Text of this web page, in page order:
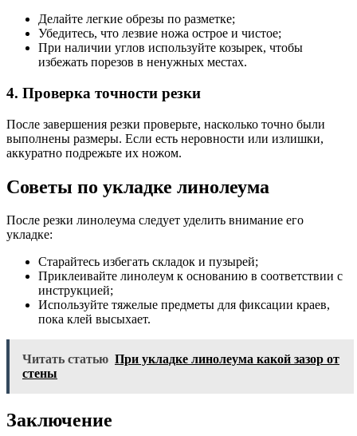
Делайте легкие обрезы по разметке;
Убедитесь, что лезвие ножа острое и чистое;
При наличии углов используйте козырек, чтобы
избежать порезов в ненужных местах.
4. Проверка точности резки
После завершения резки проверьте, насколько точно были
выполнены размеры. Если есть неровности или излишки,
аккуратно подрежьте их ножом.
Советы по укладке линолеума
После резки линолеума следует уделить внимание его
укладке:
Старайтесь избегать складок и пузырей;
Приклеивайте линолеум к основанию в соответствии с
инструкцией;
Используйте тяжелые предметы для фиксации краев,
пока клей высыхает.
Читать статью При укладке линолеума какой зазор от
стены
Заключение